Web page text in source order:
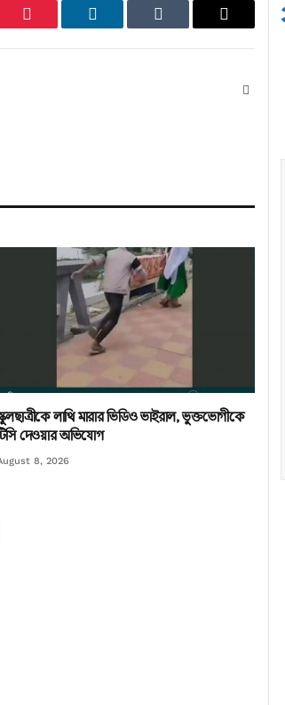
PinterestLinkedIn Tumblr Email
লাথি মারার ভিডিও ভাইরাল, ভুক্তভোগীকে
দেওয়ার অভিযোগ
8, 2026